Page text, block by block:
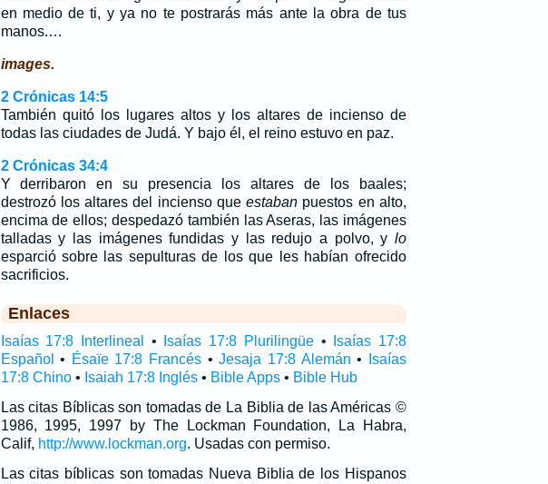
en medio de ti, y ya no te postrarás más ante la obra de tus
manos.…
images.
2 Crónicas 14:5
También quitó los lugares altos y los altares de incienso de
todas las ciudades de Judá. Y bajo él, el reino estuvo en paz.
2 Crónicas 34:4
Y derribaron en su presencia los altares de los baales;
destrozó los altares del incienso queestaban puestos en alto,
encima de ellos; despedazó también las Aseras, las imágenes
talladas y las imágenes fundidas y las redujo a polvo, y lo
esparció sobre las sepulturas de los que les habían ofrecido
sacrificios.
Enlaces
Isaías 17:8 Interlineal • Isaías 17:8 Plurilingüe•
Isaías 17:8
Español • Ésaïe 17:8 Francés •Jesaja 17:8 Alemán •
Isaías
17:8 Chino• Isaiah 17:8 Inglés• Bible Apps• Bible Hub
Las citas Bíblicas son tomadas de La Biblia de las Américas ©
1986, 1995, 1997 by The Lockman Foundation, La Habra,
Calif, http://www.lockman.org. Usadas con permiso.
Las citas bíblicas son tomadas Nueva Biblia de los Hispanos